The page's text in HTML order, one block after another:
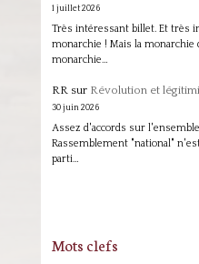
1 juillet 2026
Très intéressant billet. Et très
monarchie ! Mais la monarchie
monarchie…
RR sur Révolution et
30 juin 2026
Assez d'accords sur
Rassemblement "national"
parti…
Mots clefs